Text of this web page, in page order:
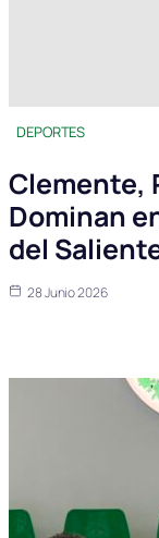
DEPORTES
Clemente,
Dominan
del
28 Junio 2026